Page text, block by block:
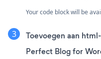
Your code block will be
Toevoegen aan
Perfect Blog for